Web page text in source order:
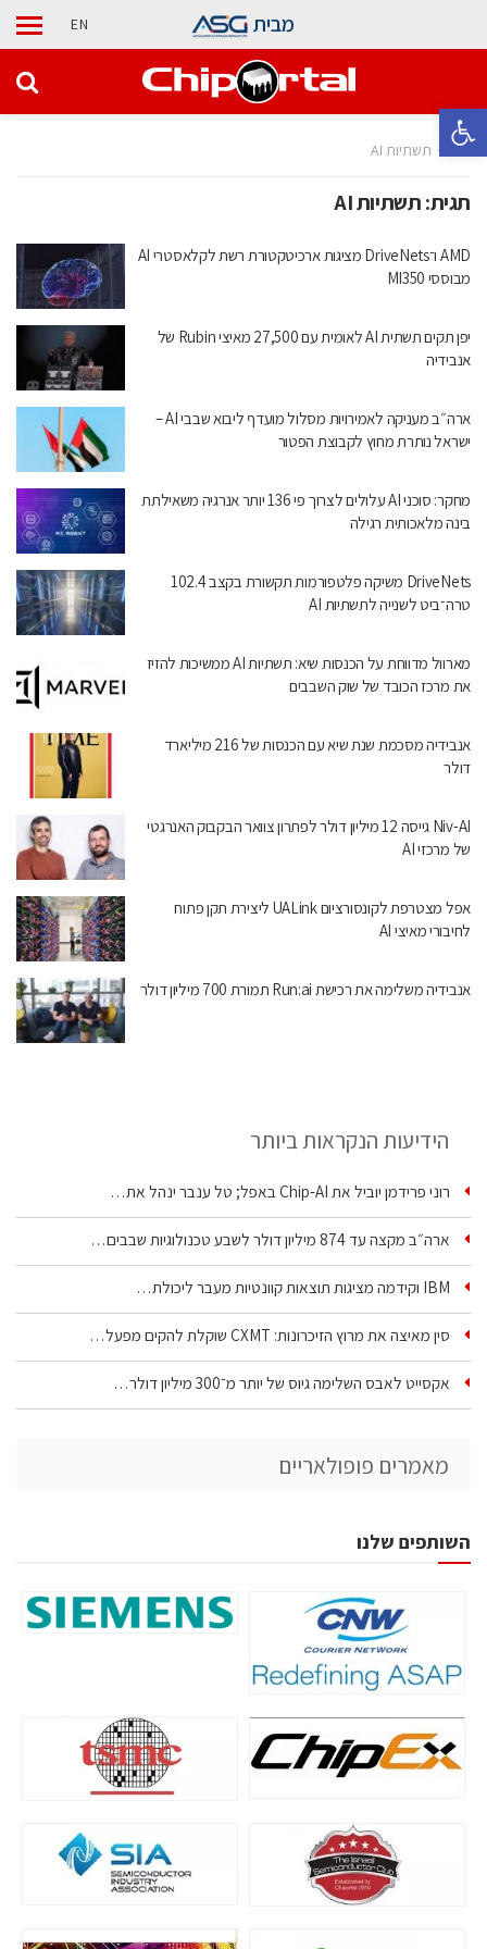
פתח סרגל נגישות
מבית EN
בית תשתיות AI
תגית:תשתיות AI
AMD ו־DriveNets מציגות ארכיטקטורת רשת לקלאסטרי AI
מבוססי MI350
יפן תקים תשתית AI לאומית עם 27,500 מאיצי Rubin של
אנבידיה
ארה״ב מעניקה לאמירויות מסלול מועדף ליבוא שבבי AI –
ישראל נותרת מחוץ לקבוצת הפטור
מחקר: סוכני AI עלולים לצרוך פי 136 יותר אנרגיה משאילתת
בינה מלאכותית רגילה
DriveNets משיקה פלטפורמות תקשורת בקצב 102.4
טרה־ביט לשנייה לתשתיות AI
מארוול מדווחת על הכנסות שיא: תשתיות AI ממשיכות להזיז
את מרכז הכובד של שוק השבבים
אנבידיה מסכמת שנת שיא עם הכנסות של 216 מיליארד
דולר
Niv-AI גייסה 12 מיליון דולר לפתרון צוואר הבקבוק האנרגטי
של מרכזי AI
אפל מצטרפת לקונסורציום UALink ליצירת תקן פתוח
לחיבורי מאיצי AI
אנבידיה משלימה את רכישת Run:ai תמורת 700 מיליון דולר
הידיעות הנקראות ביותר
רוני פרידמן יוביל את Chip‑AI באפל; טל ענבר ינהל את…
ארה״ב מקצה עד 874 מיליון דולר לשבע טכנולוגיות שבבים…
IBM וקידמה מציגות תוצאות קוונטיות מעבר ליכולת…
סין מאיצה את מרוץ הזיכרונות: CXMT שוקלת להקים מפעל…
אקסייט לאבס השלימה גיוס של יותר מ־300 מיליון דולר…
מאמרים פופולאריים
השותפים שלנו